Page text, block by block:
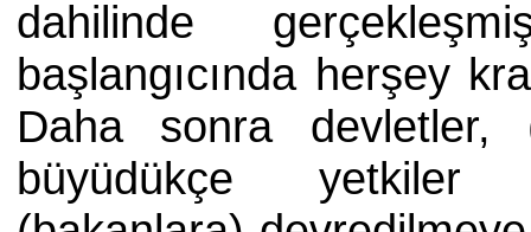
dahilinde
başlangıcında herşey
Daha sonra devletler,
büyüdükçe yetkiler